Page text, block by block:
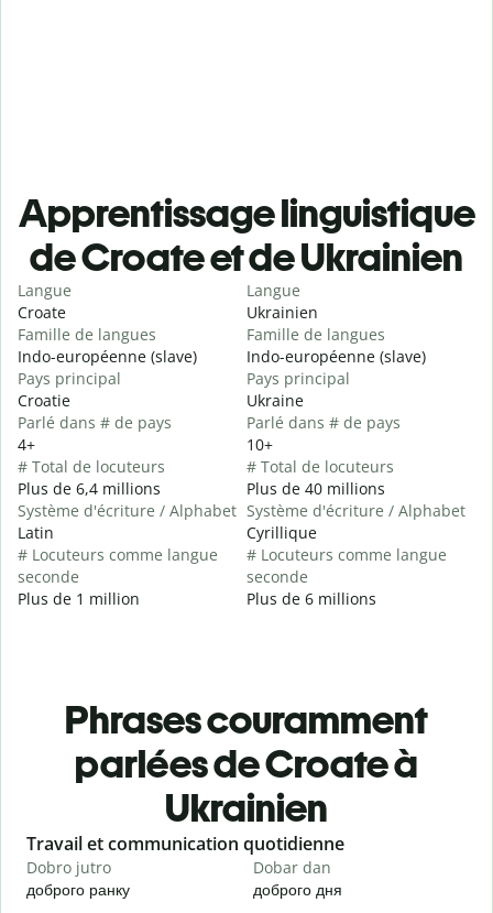
Apprentissage linguistique
de Croate et de Ukrainien
Langue
Croate
Famille de langues
Indo-européenne (slave)
Pays principal
Croatie
Parlé dans # de pays
4+
# Total de locuteurs
Plus de 6,4 millions
Système d'écriture / Alphabet
Latin
# Locuteurs comme langue
seconde
Plus de 1 million
Langue
Ukrainien
Famille de langues
Indo-européenne (slave)
Pays principal
Ukraine
Parlé dans # de pays
10+
# Total de locuteurs
Plus de 40 millions
Système d'écriture / Alphabet
Cyrillique
# Locuteurs comme langue
seconde
Plus de 6 millions
Phrases couramment
parlées de Croate à
Ukrainien
Slide 1 of 6
Travail et communication quotidienne
Dobro jutro
доброго ранку
Dobar dan
доброго дня